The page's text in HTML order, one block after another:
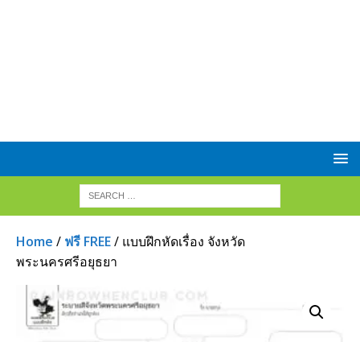
Home / ฟรี FREE/ แบบฝึกหัดเรื่อง จังหวัด
พระนครศรีอยุธยา